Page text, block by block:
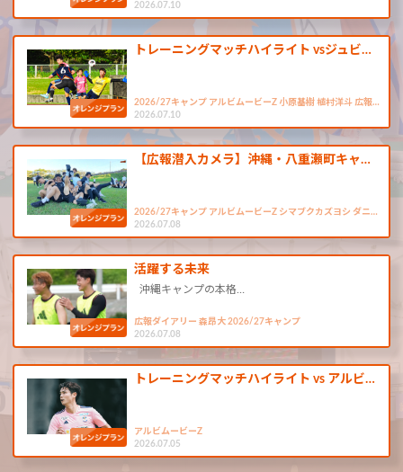
2026.07.10
トレーニングマッチハイライト vsジュビ…
2026/27キャンプ アルビムービーZ 小原基樹 植村洋斗 広報…
2026.07.10
【広報潜入カメラ】沖縄・八重瀬町キャ…
2026/27キャンプ アルビムービーZ シマブクカズヨシ ダニ…
2026.07.08
活躍する未来
沖縄キャンプの本格…
広報ダイアリー 森昂大 2026/27キャンプ
2026.07.08
トレーニングマッチハイライト vs アルビ…
アルビムービーZ
2026.07.05